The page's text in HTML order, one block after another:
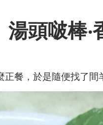
湯頭啵棒
餐，於是隨便找了間